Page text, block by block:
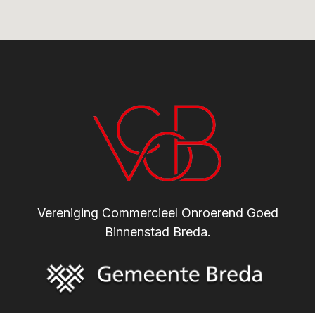
Vereniging Commercieel Onroerend Goed
Binnenstad Breda.